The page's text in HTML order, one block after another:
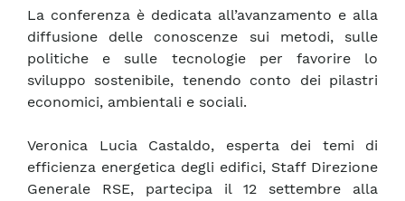
La conferenza è dedicata all’avanzamento e alla
diffusione delle conoscenze sui metodi, sulle
politiche e sulle tecnologie per favorire lo
sviluppo sostenibile, tenendo conto dei pilastri
economici, ambientali e sociali.
Veronica Lucia Castaldo, esperta dei temi di
efficienza energetica degli edifici, Staff Direzione
Generale RSE, partecipa il 12 settembre alla